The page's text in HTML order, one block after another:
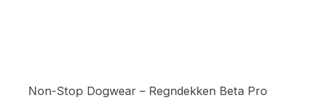
Non-Stop Dogwear – Regndekken Beta Pro